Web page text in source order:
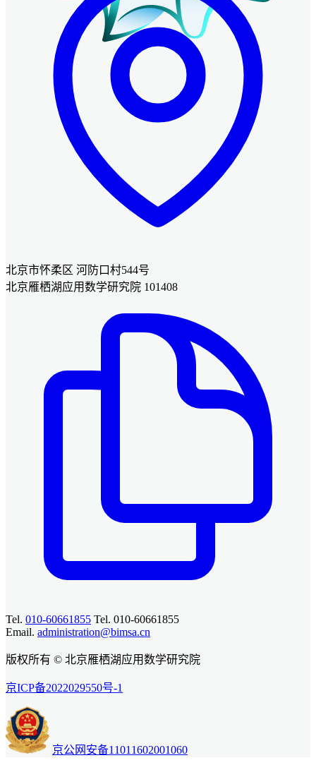
北京市怀柔区 河防口村544号
北京雁栖湖应用数学研究院 101408
Tel. 010-60661855 Tel. 010-60661855
Email. administration@bimsa.cn
版权所有 © 北京雁栖湖应用数学研究院
京ICP备2022029550号-1
京公网安备11011602001060